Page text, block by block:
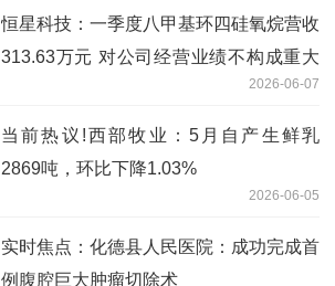
恒星科技：一季度八甲基环四硅氧烷营收
313.63万元 对公司经营业绩不构成重大
2026-06-07
当前热议!西部牧业：5月自产生鲜乳
2869吨，环比下降1.03%
2026-06-05
实时焦点：化德县人民医院：成功完成首
例腹腔巨大肿瘤切除术